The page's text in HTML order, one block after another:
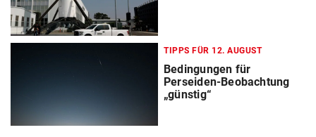
TIPPS FÜR 12. AUGUST
Bedingungen für
Perseiden-Beobachtung
„günstig“